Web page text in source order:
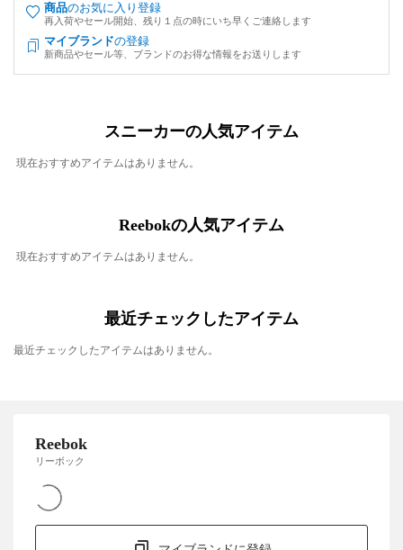
商品のお気に入り登録
再入荷やセール開始、残り１点の時にいち早くご連絡します
マイブランドの登録
新商品やセール等、ブランドのお得な情報をお送りします
スニーカーの人気アイテム
現在おすすめアイテムはありません。
Reebokの人気アイテム
現在おすすめアイテムはありません。
最近チェックしたアイテム
最近チェックしたアイテムはありません。
Reebok
リーボック